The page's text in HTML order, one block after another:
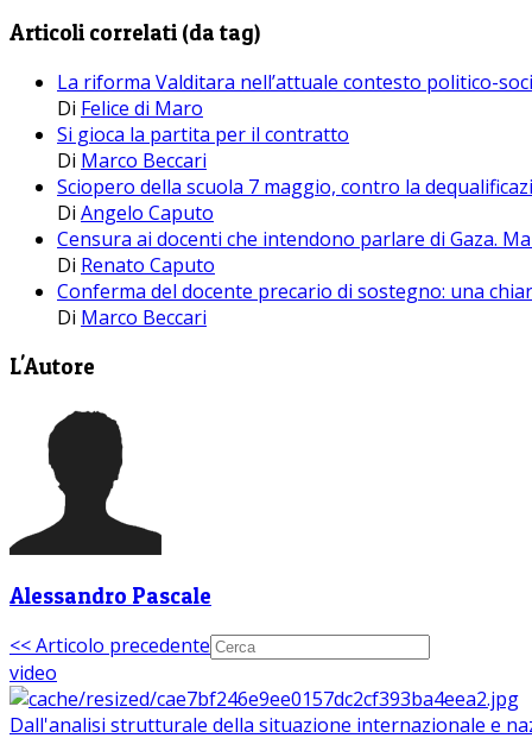
Articoli correlati (da tag)
La riforma Valditara nell’attuale contesto politico-
Di Felice di Maro
Si gioca la partita per il contratto
Di Marco Beccari
Sciopero della scuola 7 maggio, contro la
Di Angelo Caputo
Censura ai docenti che intendono parlare di Gaza.
Di Renato Caputo
Conferma del docente precario di sostegno: una
Di Marco Beccari
L'Autore
Alessandro Pascale
<< Articolo precedente
video
Dall'analisi strutturale della situazione internazionale e